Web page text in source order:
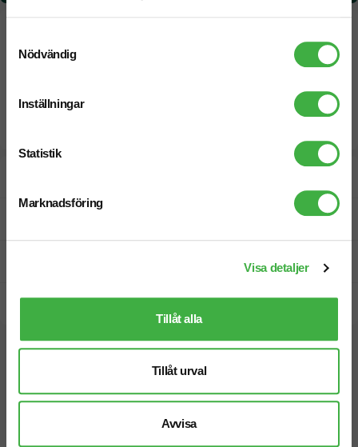
Nödvändig
Inställningar
Statistik
Marknadsföring
Visa detaljer
Tillåt alla
Tillåt urval
Avvisa
Vi hjälper dig gärna!